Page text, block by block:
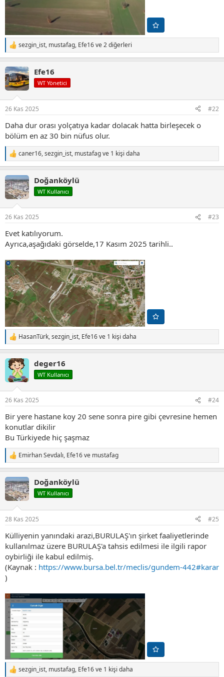
T
e
k
i
l
:
sezgin_ist, mustafag, Efe16ve 2 diğerleri
Efe16
WT Yönetici
26 Kas 2025 #22
Daha dur orası yolçatıya kadar dolacak hatta birleşecek o
bölüm en az 30 bin nüfus olur.
T
e
k
i
l
:
caner16,sezgin_ist, mustafagve 1 kişi daha
Doğanköylü
WT Kullanıcı
26 Kas 2025 #23
Evet katılıyorum.
Ayrıca,aşağıdaki görselde,17 Kasım 2025 tarihli..
T
e
k
i
l
:
HasanTürk,sezgin_ist, Efe16ve 1 kişi daha
deger16
WT Kullanıcı
26 Kas 2025 #24
Bir yere hastane koy 20 sene sonra pire gibi çevresine hemen
konutlar dikilir
Bu Türkiyede hiç şaşmaz
T
e
k
i
l
:
Emirhan Sevdalı, Efe16ve mustafag
Doğanköylü
WT Kullanıcı
28 Kas 2025 #25
Külliyenin yanındaki arazi,BURULAŞ'ın şirket faaliyetlerinde
kullanılmaz üzere BURULAŞ'a tahsis edilmesi ile ilgili rapor
oybirliği ile kabul edilmiş.
(Kaynak : https://www.bursa.bel.tr/meclis/gundem-442#karar
)
T
sezgin_ist, mustafag, Efe16ve 1 kişi daha